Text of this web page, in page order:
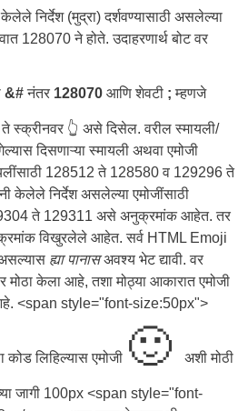
केलेले निर्देश (मुद्रा) दर्शवण्यासाठी असलेल्या
128070 ने होते. उदाहरणार्थ बोट वर
&#नंतर 128070 आणि शेवटी ;म्हणजे
👆 असे दिसेल. वरील स्मायली/
दिसणाऱ्या स्मायली अथवा एमोजी
128512 ते 128580 व 129296 ते
केलेले निर्देश असलेल्या एमोजींसाठी
ते 129311 असे अनुक्रमांक आहेत. तर
क्रमांक विखुरलेले आहेत. सर्व HTML Emoji
ह्या पानासअवश्य भेट द्यावी. वर
मोठा केला आहे, तशा मोठ्या आकारात एमोजी
आहे. <span style="font-size:50px">
लिहिल्यास एमोजी 🙂अशी मोठी
जागी 100px <span style="font-